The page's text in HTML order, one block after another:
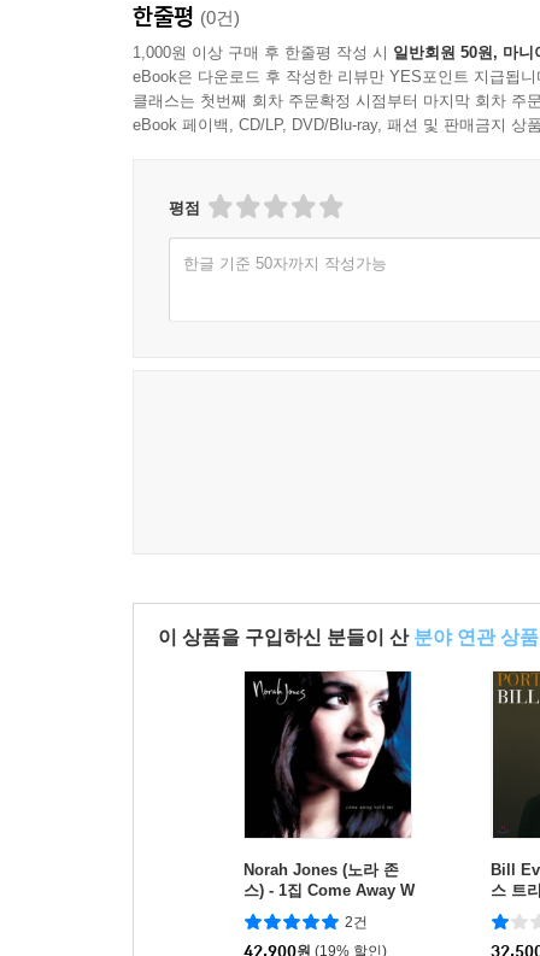
한줄평 (0건)
1,000원 이상 구매 후 한줄평 작성 시 일반회원 50원, 마니
eBook은 다운로드 후 작성한 리뷰만 YES포인트 지급됩니
클래스는 첫번째 회차 주문확정 시점부터 마지막 회차 주
eBook 페이백, CD/LP, DVD/Blu-ray, 패션 및 판매금지 상
평점
한글 기준 50자까지 작성가능
이 상품을 구입하신 분들이 산 분야 연관 상품
Norah Jones (노라 존
스) - 1집 Come Away W
ith Me (20th Anniversar
y)[LP]
2건
42,900원 (19% 할인)
Bill
스 트
azz